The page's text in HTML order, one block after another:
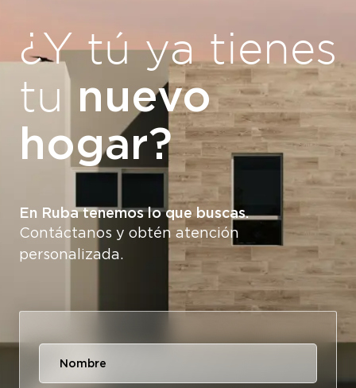
¿Y tú ya tienes
tu nuevo
hogar?
En Ruba tenemos lo que buscas.
Contáctanos y obtén atención
personalizada.